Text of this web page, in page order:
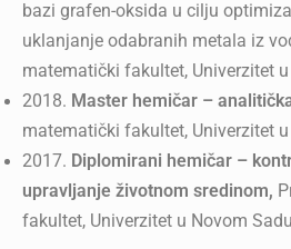
bazi grafen-oksida u cilju
uklanjanje odabranih metala iz
matematički fakultet, Univerzitet
2018. Master hemičar –
matematički fakultet, Univerzitet
2017. Diplomirani hemičar –
upravljanje životnom sredinom,
fakultet, Univerzitet u Novom Sadu